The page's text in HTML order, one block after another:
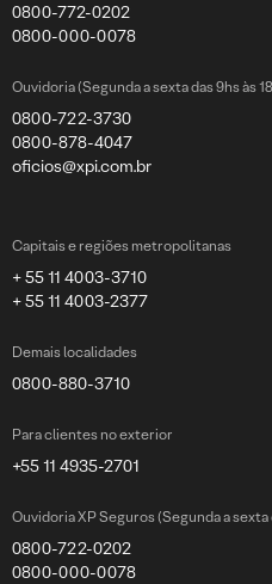
0800-772-0202
0800-000-0078
Ouvidoria (Segunda a sexta das 9hs às
0800-722-3730
0800-878-4047
oficios@xpi.com.br
Capitais e regiões metropolitanas
+ 55 11 4003-3710
+ 55 11 4003-2377
Demais localidades
0800-880-3710
Para clientes no exterior
+55 11 4935-2701
Ouvidoria XP Seguros (Segunda a sexta
0800-722-0202
0800-000-0078